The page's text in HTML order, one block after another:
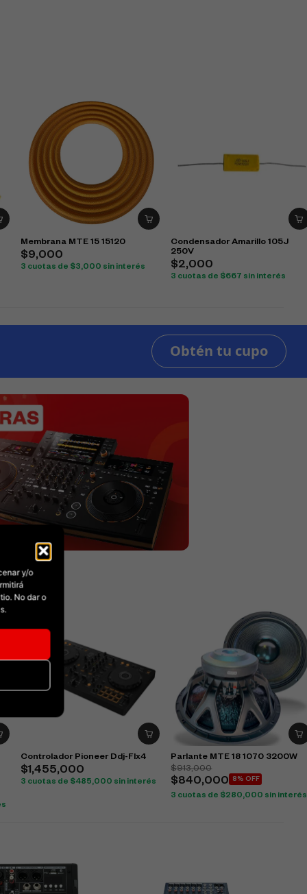
y/o
No dar o
Membrana MTE 15 15120
$9,000
3 cuotas de $3,000 sin interés
Condensador Amarillo 105J
250V
$2,000
3 cuotas de $667 sin interés
Controlador Pioneer Ddj-Flx4
$1,455,000
3 cuotas de $485,000 sin interés
Parlante MTE 18 1070 3200W
$913,000
$840,000 8% OFF
3 cuotas de $280,000 sin interés